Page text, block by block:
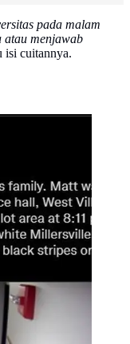
pada malam
atau menjawab
isi cuitannya.